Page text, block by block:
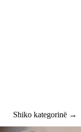
Shiko kategorinë →